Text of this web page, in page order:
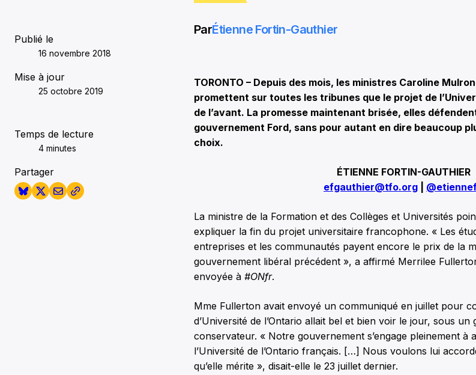
Publié le
16 novembre 2018
Mise à jour
25 octobre 2019
Temps de lecture
4 minutes
Partager
ParÉtienne Fortin-Gauthier
TORONTO – Depuis des mois, les ministres Caroline
promettent sur toutes les tribunes que le projet de
de l’avant. La promesse maintenant brisée, elles
gouvernement Ford, sans pour autant en dire beaucoup
choix.
ÉTIENNE FORTIN-GAUTHIER
efgauthier@tfo.org
La ministre de la Formation et des Collèges et Universités
expliquer la fin du projet universitaire francophone. « Les
entreprises et les communautés payent encore le prix de la
gouvernement libéral précédent », a affirmé Merrilee
envoyée à #ONfr.
Mme Fullerton avait envoyé un communiqué en juillet pour
d’Université de l’Ontario allait bel et bien voir le jour, sous
conservateur. « Notre gouvernement s’engage pleinement à
l’Université de l’Ontario français. […] Nous voulons lui
qu’elle mérite », disait-elle le 23 juillet dernier.